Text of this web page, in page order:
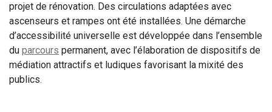
projet de rénovation. Des circulations adaptées avec
ascenseurs et rampes ont été installées. Une démarche
d’accessibilité universelle est développée dans l’ensemble
du parcours permanent, avec l’élaboration de dispositifs de
médiation attractifs et ludiques favorisant la mixité des
publics.